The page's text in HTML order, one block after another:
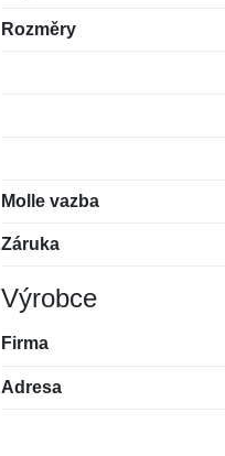
Rozměry
Molle vazba
Záruka
Výrobce
Firma
Adresa